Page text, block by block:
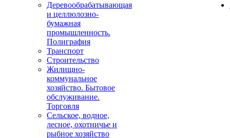
Деревообрабатывающая
и целлюлозно-
бумажная
промышленность.
Полиграфия
Транспорт
Строительство
Жилищно-
коммунальное
хозяйство. Бытовое
обслуживание.
Торговля
Сельское, водное,
лесное, охотничье и
рыбное хозяйство